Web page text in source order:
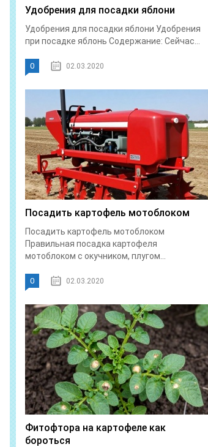
Удобрения для посадки яблони
Удобрения для посадки яблони Удобрения
при посадке яблонь Содержание: Сейчас...
0 02.03.2020
Посадить картофель мотоблоком
Посадить картофель мотоблоком
Правильная посадка картофеля
мотоблоком с окучником, плугом...
0 02.03.2020
Фитофтора на картофеле как
бороться